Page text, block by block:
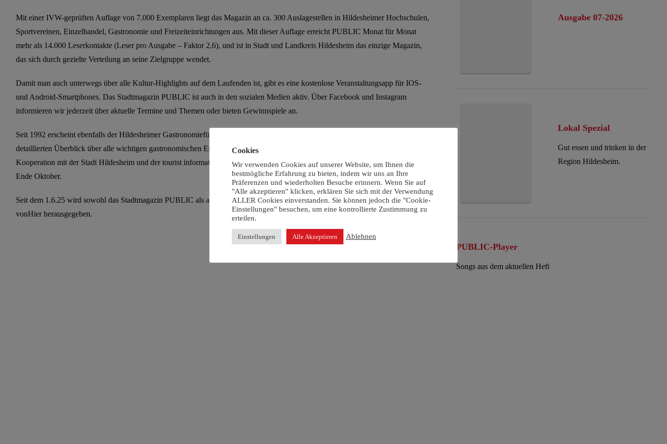
Mit einer IVW-geprüften Auflage von 7.000 Exemplaren liegt das Magazin an ca. 300 Auslagestellen in Hildesheimer Hochschulen,
Sportvereinen, Einzelhandel, Gastronomie und Freizeiteinrichtungen aus. Mit dieser Auflage erreicht PUBLIC Monat für Monat
mehr als 14.000 Leserkontakte (Leser pro Ausgabe – Faktor 2,6), und ist in Stadt und Landkreis Hildesheim das einzige Magazin,
das sich durch gezielte Verteilung an seine Zielgruppe wendet.
Damit man auch unterwegs über alle Kultur-Highlights auf dem Laufenden ist, gibt es eine kostenlose Veranstaltungsapp für IOS-
und Android-Smartphones. Das Stadtmagazin PUBLIC ist auch in den sozialen Medien aktiv. Über Facebook und Instagram
informieren wir jederzeit über aktuelle Termine und Themen oder bieten Gewinnspiele an.
Seit 1992 erscheint ebenfalls der Hildesheimer Gastronomieführer LOKAL SPEZIAL. Das LOKAL SPEZIAL bietet einen
detaillierten Überblick über alle wichtigen gastronomischen Einrichtungen in Stadt und Landkreis Hildesheim und wird in
Kooperation mit der Stadt Hildesheim und der tourist information herausgegeben. Das LOKAL SPEZIAL erscheint einmal jährlich
Ende Oktober.
Seit dem 1.6.25 wird sowohl das Stadtmagazin PUBLIC als auch der Gastronomiefüher LOKAL SPEZIAL über die Agentur
vonHier herausgegeben.
Ausgabe 07-2026
Lokal Spezial
Gut essen und trinken in der
Region Hildesheim.
PUBLIC-Player
Songs aus dem aktuellen Heft
Cookies
Wir verwenden Cookies auf unserer Website, um Ihnen die
bestmögliche Erfahrung zu bieten, indem wir uns an Ihre
Präferenzen und wiederholten Besuche erinnern. Wenn Sie auf
"Alle akzeptieren" klicken, erklären Sie sich mit der Verwendung
ALLER Cookies einverstanden. Sie können jedoch die "Cookie-
Einstellungen" besuchen, um eine kontrollierte Zustimmung zu
erteilen.
Einstellungen Alle Akzeptieren Ablehnen